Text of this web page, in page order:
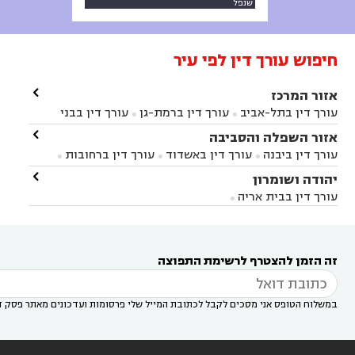
שנפל
חיפוש עורך דין לפי עיר
אזור המרכז
עורך דין בתל-אביב  עורך דין ברמת-גן 
עורך דין בבני
ברק עורך דין בפתח תקווה עורך דין בראשון לציון
עורך דין ברחובות עורך דין בנס ציונה
במודיעין
עורך דין בהרצליה עורך דין בחולון
עורך
דין בקרית אונו
אונו
עורך דין בבת ים
דין בשוהם 

אזור השפלה והסביבה
עורך דין ביבנה  עורך דין באשדוד  עורך דין ברחובות 
עורך דין בראשון לציון עורך דין במודיעין
עורך דין
בבאר יעקב
עורך דין בגדרה

יהודה ושומרון
עורך דין בבית אריה 

זה הזמן להצטרף לרשימת התפוצה
במשלוח הטופס אני מסכים לקבל לכתובת המייל שלי פרסומות ועדכונים מאתר פסק